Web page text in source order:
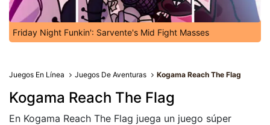
Friday Night Funkin': Sarvente's Mid Fight Masses
Juegos En Línea Juegos De Aventuras Kogama Reach The Flag
Kogama Reach The Flag
En Kogama Reach The Flag juega un juego súper